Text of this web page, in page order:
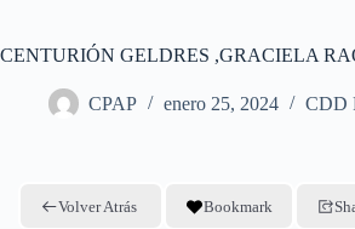
CENTURIÓN GELDRES ,GRACIELA
CPAP enero 25, 2024 CDD
Volver Atrás Bookmark